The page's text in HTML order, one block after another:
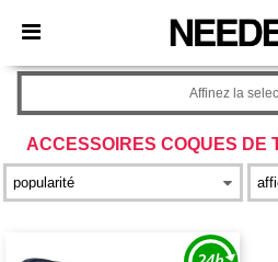
× Appli Needen
Meilleurs prix sur l’app !
ACCESSOIRES COQUES DE
Affinez la